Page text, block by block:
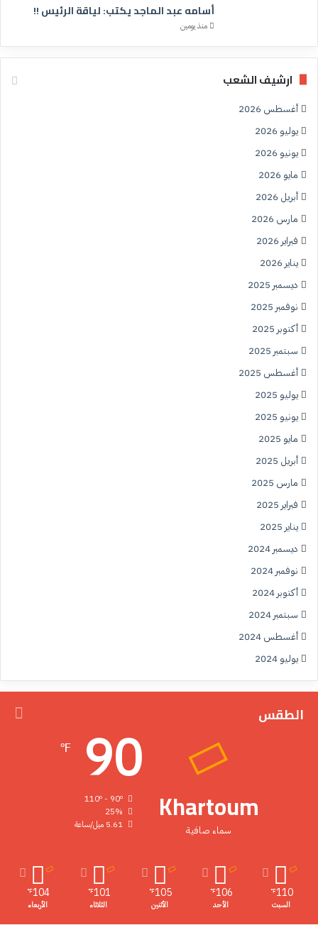
أسامه عبد الماجد يكتب: لياقة الرئيس !!
منذ يومين
ارشيف الشعب
أغسطس 2026
يوليو 2026
يونيو 2026
مايو 2026
أبريل 2026
مارس 2026
فبراير 2026
يناير 2026
ديسمبر 2025
نوفمبر 2025
أكتوبر 2025
سبتمبر 2025
أغسطس 2025
يوليو 2025
يونيو 2025
مايو 2025
أبريل 2025
مارس 2025
فبراير 2025
يناير 2025
ديسمبر 2024
نوفمبر 2024
أكتوبر 2024
سبتمبر 2024
أغسطس 2024
يوليو 2024
الطقس
Khartoum
سماء صافية
90
℉
110º - 90º
25%
5.61 ميل/ساعة
110
℉
السبت
106
℉
الأحد
105
℉
الأثنين
101
℉
الثلاثاء
104
℉
الأربعاء